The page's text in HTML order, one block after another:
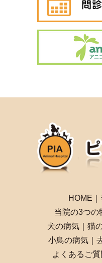
HOME
当院の3つの
犬の病気
猫
小鳥の病気
よくあるご質